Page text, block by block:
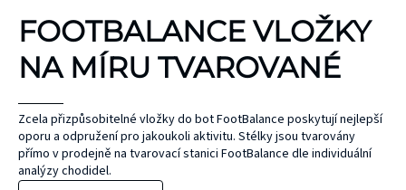
FOOTBALANCE VLOŽKY
NA MÍRU TVAROVANÉ
Zcela přizpůsobitelné vložky do bot FootBalance poskytují nejlepší
oporu a odpružení pro jakoukoli aktivitu. Stélky jsou tvarovány
přímo v prodejně na tvarovací stanici FootBalance dle individuální
analýzy chodidel.
UNIHOC
MAX
ČEPEL
ZONE
KINEZIOLOGICKÉ
TEJPY
KT TAPE
bez latexu a
přírodního